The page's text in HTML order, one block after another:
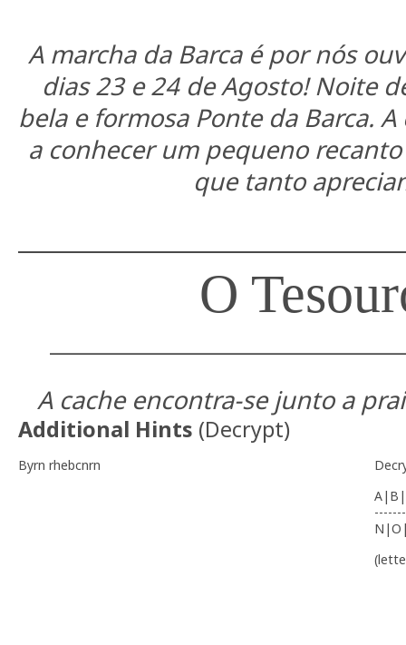
A marcha da Barca é por nós
dias 23 e 24 de Agosto! Noite
bela e formosa Ponte da Barca.
a conhecer um pequeno
que tanto
O
A cache encontra-se junto a
Additional Hints (Decrypt)
Byrn rhebcnrn